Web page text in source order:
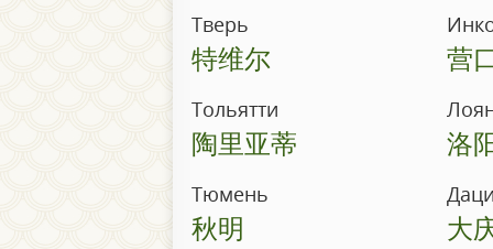
Тверь
特维尔 营
Тольятти
陶里亚蒂 洛
Тюмень
秋明 大